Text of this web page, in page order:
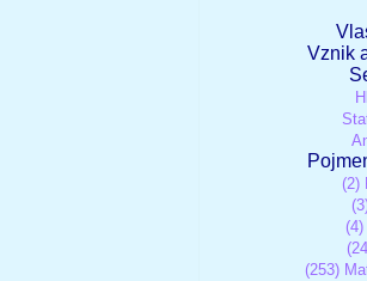
Vznik
(2)
(253)